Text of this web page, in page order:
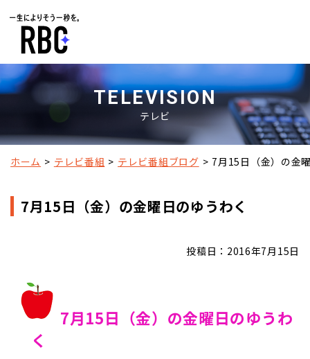
TELEVISION
テレビ
ホーム テレビ番組 テレビ番組ブログ 7月15日（金）の金
7月15日（金）の金曜日のゆうわく
投稿日：2016年7月15日
7月15日（金）の金曜日のゆうわ
く